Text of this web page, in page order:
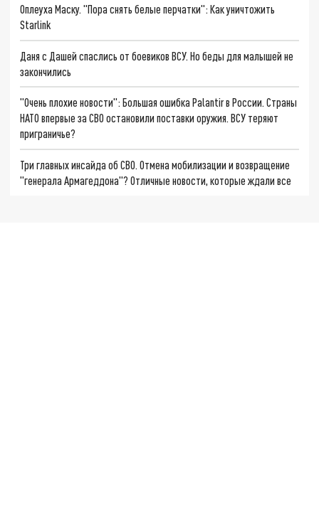
Оплеуха Маску. "Пора снять белые перчатки": Как уничтожить
Starlink
Даня с Дашей спаслись от боевиков ВСУ. Но беды для малышей не
закончились
"Очень плохие новости": Большая ошибка Palantir в России. Страны
НАТО впервые за СВО остановили поставки оружия. ВСУ теряют
приграничье?
Три главных инсайда об СВО. Отмена мобилизации и возвращение
"генерала Армагеддона"? Отличные новости, которые ждали все